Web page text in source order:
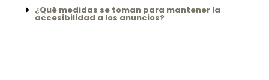
¿Qué medidas se toman para mantener la
accesibilidad a los anuncios?